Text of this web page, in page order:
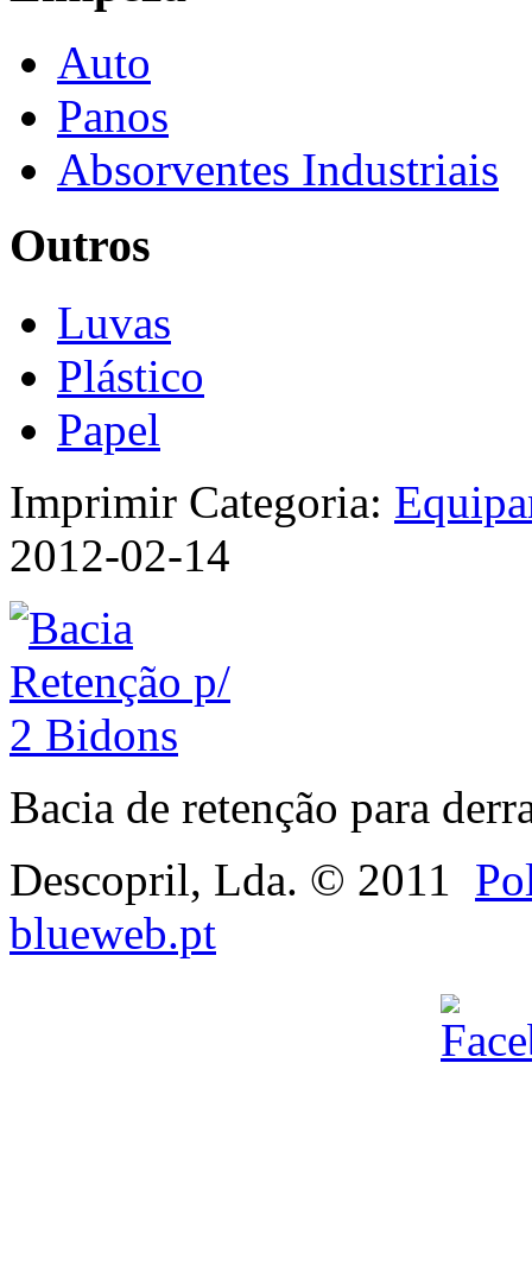
Auto
Panos
Absorventes Industriais
Outros
Luvas
Plástico
Papel
Imprimir Categoria:
2012-02-14
Bacia de retenção para
Descopril, Lda. © 2011
blueweb.pt